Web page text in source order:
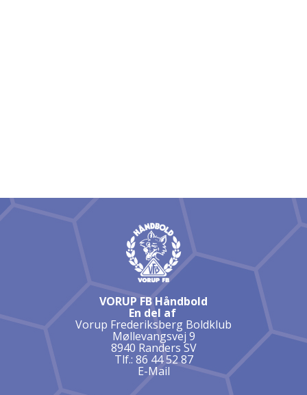
VORUP FB Håndbold
En del af
Vorup Frederiksberg Boldklub
Møllevangsvej 9
8940 Randers SV
Tlf.: 86 44 52 87
E-Mail